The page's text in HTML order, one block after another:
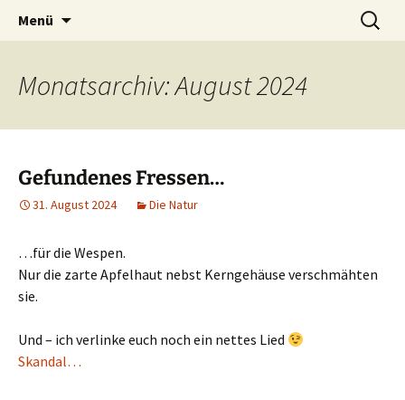
Häkelfieber
Ich bin im…
Menü
Suchen
nach:
Monatsarchiv: August 2024
Gefundenes Fressen…
31. August 2024 Die Natur
…für die Wespen.
Nur die zarte Apfelhaut nebst Kerngehäuse verschmähten
sie.
Und – ich verlinke euch noch ein nettes Lied
Skandal…